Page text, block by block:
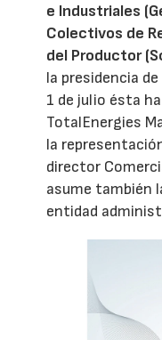
e Industriales
Colectivos de
del Productor
la presidencia
1 de julio ésta
TotalEnergies
la
director
asume también
entidad